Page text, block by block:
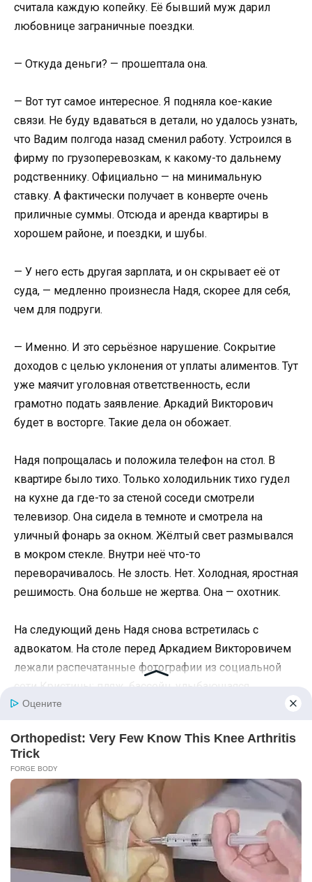
считала каждую копейку. Её бывший муж дарил
любовнице заграничные поездки.
— Откуда деньги? — прошептала она.
— Вот тут самое интересное. Я подняла кое-какие
связи. Не буду вдаваться в детали, но удалось узнать,
что Вадим полгода назад сменил работу. Устроился в
фирму по грузоперевозкам, к какому-то дальнему
родственнику. Официально — на минимальную
ставку. А фактически получает в конверте очень
приличные суммы. Отсюда и аренда квартиры в
хорошем районе, и поездки, и шубы.
— У него есть другая зарплата, и он скрывает её от
суда, — медленно произнесла Надя, скорее для себя,
чем для подруги.
— Именно. И это серьёзное нарушение. Сокрытие
доходов с целью уклонения от уплаты алиментов. Тут
уже маячит уголовная ответственность, если
грамотно подать заявление. Аркадий Викторович
будет в восторге. Такие дела он обожает.
Надя попрощалась и положила телефон на стол. В
квартире было тихо. Только холодильник тихо гудел
на кухне да где-то за стеной соседи смотрели
телевизор. Она сидела в темноте и смотрела на
уличный фонарь за окном. Жёлтый свет размывался
в мокром стекле. Внутри неё что-то
переворачивалось. Не злость. Нет. Холодная, яростная
решимость. Она больше не жертва. Она — охотник.
На следующий день Надя снова встретилась с
адвокатом. На столе перед Аркадием Викторовичем
лежали распечатанные фотографии из социальной
девушка с бокалом в руке. Рядом — скриншоты
аккаунту любовницы бывшего мужа. И выписки,
которые Вероника каким-то чудом сумела
раздобыть.
— Этого достаточно, — коротко сказал адвокат. — Мы
подаём иск. Задолженность по алиментам, неустойка,
плюс требование об установлении реального
размера доходов. Я подготовлю заявление за три